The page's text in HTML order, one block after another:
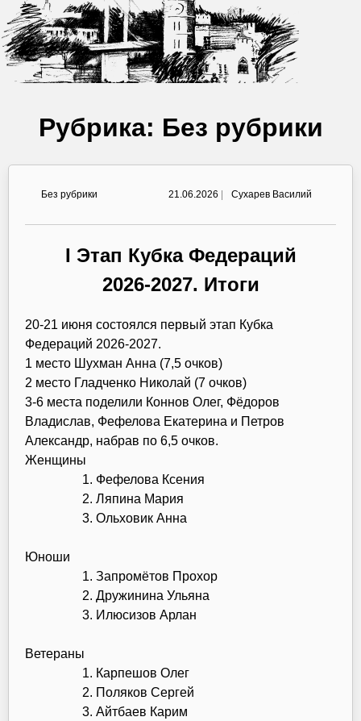
Рубрика: Без рубрики
Без рубрики 21.06.2026 | Сухарев Василий
I Этап Кубка Федераций
2026-2027. Итоги
20-21 июня состоялся первый этап Кубка
Федераций 2026-2027.
1 место Шухман Анна (7,5 очков)
2 место Гладченко Николай (7 очков)
3-6 места поделили Коннов Олег, Фёдоров
Владислав, Фефелова Екатерина и Петров
Александр, набрав по 6,5 очков.
Женщины
Фефелова Ксения
Ляпина Мария
Ольховик Анна
Юноши
Запромётов Прохор
Дружинина Ульяна
Илюсизов Арлан
Ветераны
Карпешов Олег
Поляков Сергей
Айтбаев Карим